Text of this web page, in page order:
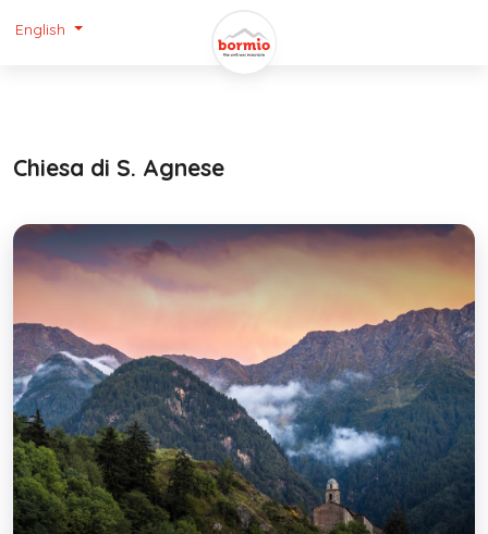
English
Chiesa di S. Agnese